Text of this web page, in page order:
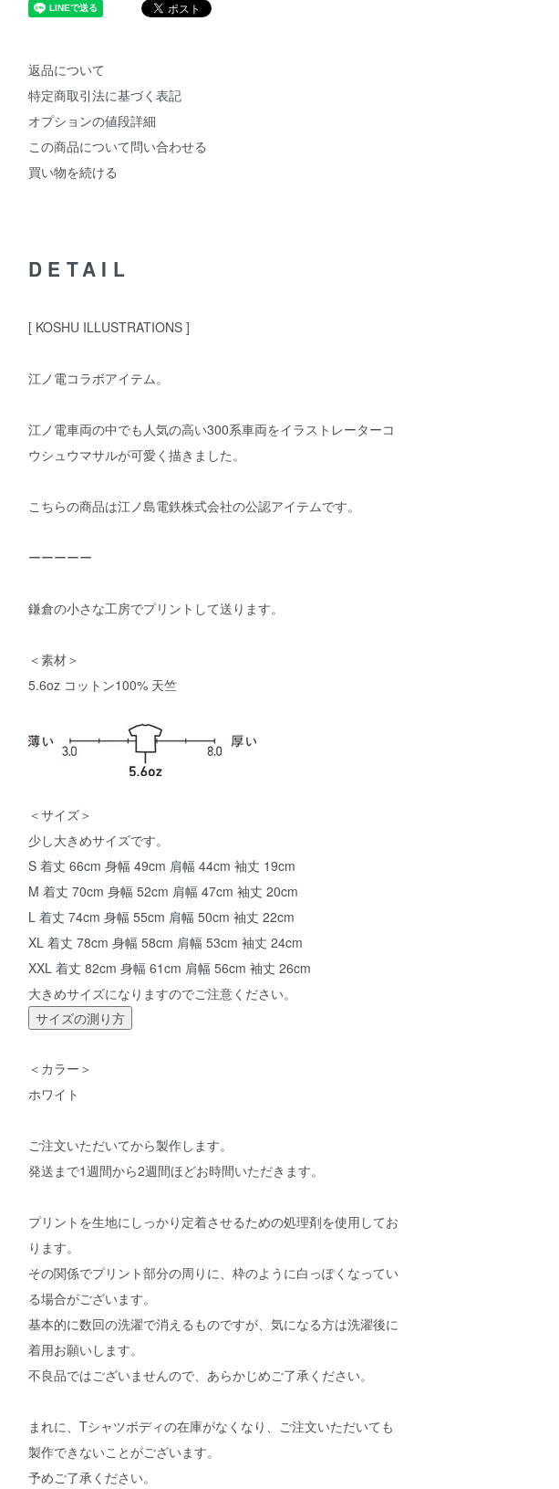
返品について
特定商取引法に基づく表記
オプションの値段詳細
この商品について問い合わせる
買い物を続ける
DETAIL
[ KOSHU ILLUSTRATIONS ]
江ノ電コラボアイテム。
江ノ電車両の中でも人気の高い300系車両をイラストレーターコ
ウシュウマサルが可愛く描きました。
こちらの商品は江ノ島電鉄株式会社の公認アイテムです。
ーーーーー
鎌倉の小さな工房でプリントして送ります。
＜素材＞
5.6oz コットン100% 天竺
＜サイズ＞
少し大きめサイズです。
S 着丈 66cm 身幅 49cm 肩幅 44cm 袖丈 19cm
M 着丈 70cm 身幅 52cm 肩幅 47cm 袖丈 20cm
L 着丈 74cm 身幅 55cm 肩幅 50cm 袖丈 22cm
XL 着丈 78cm 身幅 58cm 肩幅 53cm 袖丈 24cm
XXL 着丈 82cm 身幅 61cm 肩幅 56cm 袖丈 26cm
大きめサイズになりますのでご注意ください。
サイズの測り方
＜カラー＞
ホワイト
ご注文いただいてから製作します。
発送まで1週間から2週間ほどお時間いただきます。
プリントを生地にしっかり定着させるための処理剤を使用してお
ります。
その関係でプリント部分の周りに、枠のように白っぽくなってい
る場合がございます。
基本的に数回の洗濯で消えるものですが、気になる方は洗濯後に
着用お願いします。
不良品ではございませんので、あらかじめご了承ください。
まれに、Tシャツボディの在庫がなくなり、ご注文いただいても
製作できないことがございます。
予めご了承ください。